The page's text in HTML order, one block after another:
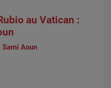
au Vatican :
Sami Aoun